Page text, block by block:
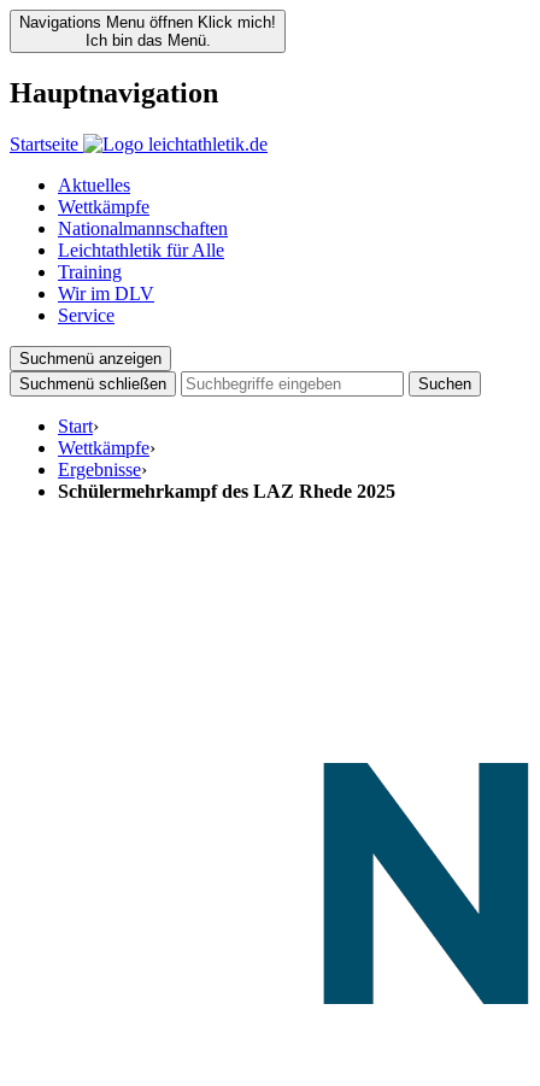
Navigations Menu öffnen Klick mich!
Ich bin das Menü.
Hauptnavigation
Startseite
Aktuelles
Wettkämpfe
Nationalmannschaften
Leichtathletik für Alle
Training
Wir im DLV
Service
Suchmenü anzeigen
Suchmenü schließen
Suchen
Start›
Wettkämpfe›
Ergebnisse›
Schülermehrkampf des LAZ Rhede 2025